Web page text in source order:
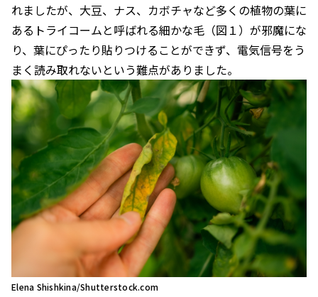
れましたが、大豆、ナス、カボチャなど多くの植物の葉に
あるトライコームと呼ばれる細かな毛（図１）が邪魔にな
り、葉にぴったり貼りつけることができず、電気信号をう
まく読み取れないという難点がありました。
Elena Shishkina/Shutterstock.com